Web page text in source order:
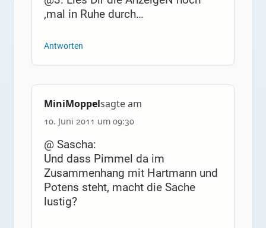
‚mal in Ruhe durch…
Antworten
MiniMoppelsagte am
10. Juni 2011 um 09:30
@ Sascha:
Und dass Pimmel da im
Zusammenhang mit Hartmann und
Potens steht, macht die Sache
lustig?